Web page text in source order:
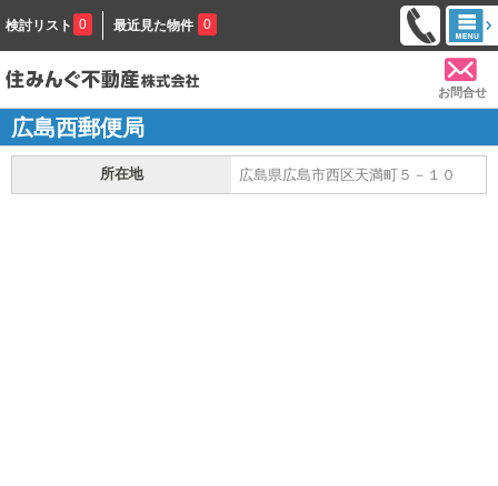
検討リスト 0 最近見た物件 0
お問合せ
広島西郵便局
所在地 広島県広島市西区天満町５－１０